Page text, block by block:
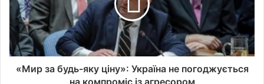
«Мир за будь-яку ціну»: Україна не погоджується
на компроміс із агресором